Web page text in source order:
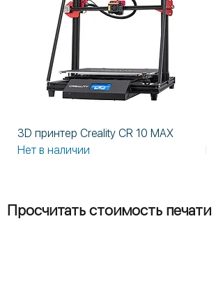
3D принтер Creality CR 10 MAX
Нет в наличии
Просчитать стоимость печати